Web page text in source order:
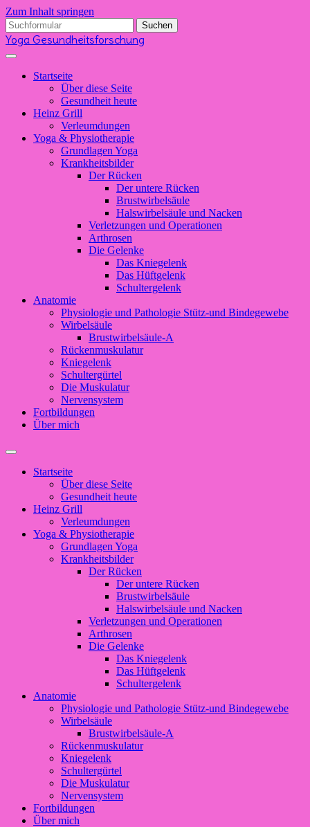
Zum Inhalt springen
Suchen
nach:
Yoga Gesundheitsforschung
Startseite
Über diese Seite
Gesundheit heute
Heinz Grill
Verleumdungen
Yoga & Physiotherapie
Grundlagen Yoga
Krankheitsbilder
Der Rücken
Der untere Rücken
Brustwirbelsäule
Halswirbelsäule und Nacken
Verletzungen und Operationen
Arthrosen
Die Gelenke
Das Kniegelenk
Das Hüftgelenk
Schultergelenk
Anatomie
Physiologie und Pathologie Stütz-und Bindegewebe
Wirbelsäule
Brustwirbelsäule-A
Rückenmuskulatur
Kniegelenk
Schultergürtel
Die Muskulatur
Nervensystem
Fortbildungen
Über mich
Suchfeld
ein-/ausblenden
Startseite
Über diese Seite
Gesundheit heute
Heinz Grill
Verleumdungen
Yoga & Physiotherapie
Grundlagen Yoga
Krankheitsbilder
Der Rücken
Der untere Rücken
Brustwirbelsäule
Halswirbelsäule und Nacken
Verletzungen und Operationen
Arthrosen
Die Gelenke
Das Kniegelenk
Das Hüftgelenk
Schultergelenk
Anatomie
Physiologie und Pathologie Stütz-und Bindegewebe
Wirbelsäule
Brustwirbelsäule-A
Rückenmuskulatur
Kniegelenk
Schultergürtel
Die Muskulatur
Nervensystem
Fortbildungen
Über mich